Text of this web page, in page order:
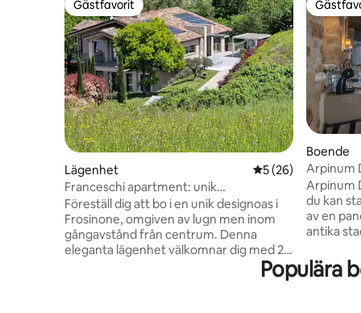
Gästfavorit
Gästfavorit
Lägenhet 5 av 5 i
5 (26)
Franceschi apartment: unik
designupplevelse
Föreställ dig att bo i en unik designoas i
Frosinone, omgiven av lugn men inom
gångavstånd från centrum. Denna
eleganta lägenhet välkomnar dig med 2
raffinerade sovrum, queen och king size-
sängar, en bekväm bäddsoffa och ett
Boende
Arpinum
Arpinum
du kan
av en
antika
element,
Populära